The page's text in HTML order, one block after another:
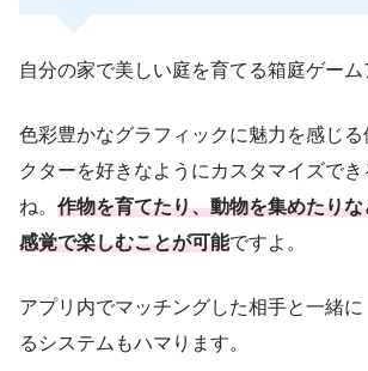
自分の家で美しい庭を育てる箱庭ゲーム
色彩豊かなグラフィックに魅力を感じ
クターを好きなようにカスタマイズで
ね。 作物を育てたり、動物を集めたり
感覚で楽しむことが可能ですよ。
アプリ内でマッチングした相手と一緒
るシステムもハマります。